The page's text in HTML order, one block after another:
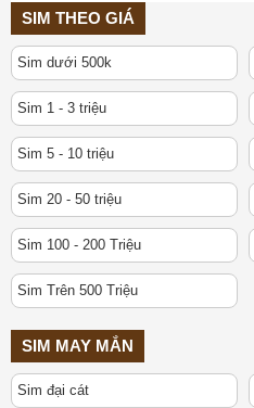
SIM THEO GIÁ
Sim dưới 500k
Sim 1 - 3 triệu
Sim 5 - 10 triệu
Sim 20 - 50 triệu
Sim 100 - 200 Triệu
Sim Trên 500 Triệu
SIM MAY MẮN
Sim đại cát